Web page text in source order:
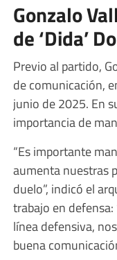
Gonzalo
de ‘Dida’
Previo al partido,
de comunicación,
junio de 2025. En
importancia de
“Es importante
aumenta nuestras
duelo”, indicó el
trabajo en
línea defensiva,
buena